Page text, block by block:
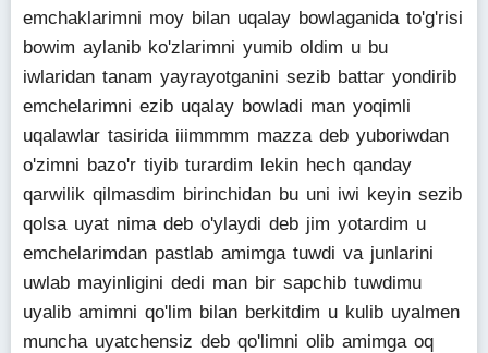
emchaklarimni moy bilan uqalay bowlaganida to'g'risi
bowim aylanib ko'zlarimni yumib oldim u bu
iwlaridan tanam yayrayotganini sezib battar yondirib
emchelarimni ezib uqalay bowladi man yoqimli
uqalawlar tasirida iiimmmm mazza deb yuboriwdan
o'zimni bazo'r tiyib turardim lekin hech qanday
qarwilik qilmasdim birinchidan bu uni iwi keyin sezib
qolsa uyat nima deb o'ylaydi deb jim yotardim u
emchelarimdan pastlab amimga tuwdi va junlarini
uwlab mayinligini dedi man bir sapchib tuwdimu
uyalib amimni qo'lim bilan berkitdim u kulib uyalmen
muncha uyatchensiz deb qo'limni olib amimga oq